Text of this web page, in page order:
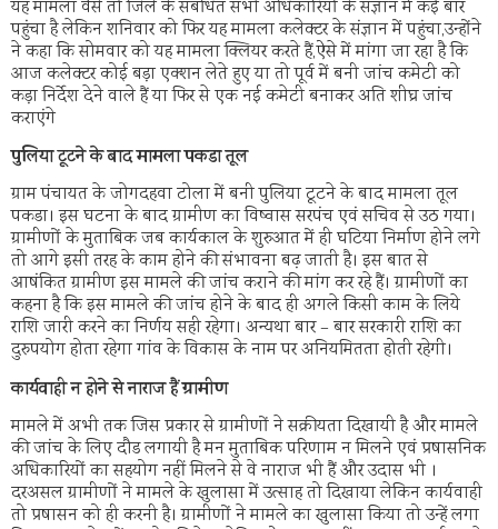
यह मामला वैसे तो जिले के संबंधित सभी अधिकारियों के संज्ञान में कई बार
पहुंचा है लेकिन शनिवार को फिर यह मामला कलेक्टर के संज्ञान में पहुंचा,उन्होंने
ने कहा कि सोमवार को यह मामला क्लियर करते हैं,ऐसे में मांगा जा रहा है कि
आज कलेक्टर कोई बड़ा एक्शन लेते हुए या तो पूर्व में बनी जांच कमेटी को
कड़ा निर्देश देने वाले हैं या फिर से एक नई कमेटी बनाकर अति शीघ्र जांच
कराएंगे
पुलिया टूटने के बाद मामला पकडा तूल
ग्राम पंचायत के जोगदहवा टोला में बनी पुलिया टूटने के बाद मामला तूल
पकडा। इस घटना के बाद ग्रामीण का विष्वास सरपंच एवं सचिव से उठ गया।
ग्रामीणों के मुताबिक जब कार्यकाल के शुरुआत में ही घटिया निर्माण होने लगे
तो आगे इसी तरह के काम होने की संभावना बढ़ जाती है। इस बात से
आषंकित ग्रामीण इस मामले की जांच कराने की मांग कर रहे हैं। ग्रामीणों का
कहना है कि इस मामले की जांच होने के बाद ही अगले किसी काम के लिये
राशि जारी करने का निर्णय सही रहेगा। अन्यथा बार – बार सरकारी राशि का
दुरुपयोग होता रहेगा गांव के विकास के नाम पर अनियमितता होती रहेगी।
कार्यवाही न होने से नाराज हैं ग्रामीण
मामले में अभी तक जिस प्रकार से ग्रामीणों ने सक्रीयता दिखायी है और मामले
की जांच के लिए दौड लगायी है मन मुताबिक परिणाम न मिलने एवं प्रषासनिक
अधिकारियों का सहयोग नहीं मिलने से वे नाराज भी हैं और उदास भी ।
दरअसल ग्रामीणों ने मामले के खुलासा में उत्साह तो दिखाया लेकिन कार्यवाही
तो प्रषासन को ही करनी है। ग्रामीणों ने मामले का खुलासा किया तो उन्हें लगा